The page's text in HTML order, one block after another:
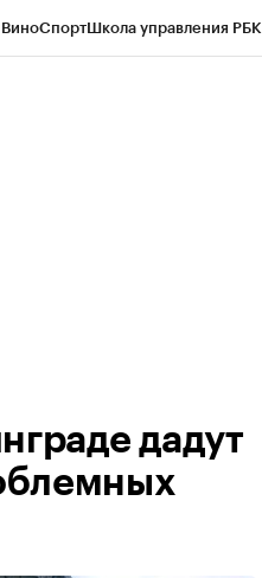
СпортШкола управления РБК
дадут